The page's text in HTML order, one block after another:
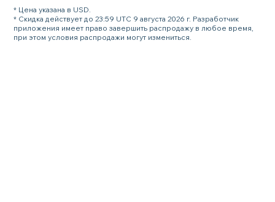
* Цена указана в USD.
* Скидка действует до 23:59 UTC 9 августа 2026 г. Разработчик
приложения имеет право завершить распродажу в любое время,
при этом условия распродажи могут измениться.